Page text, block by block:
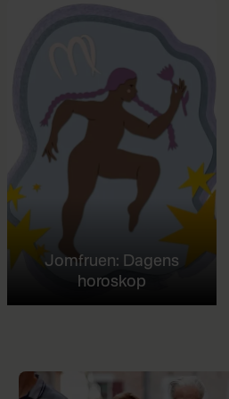
Jomfruen: Dagens
horoskop